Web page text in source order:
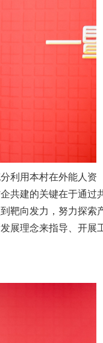
利用本村在外能人资
共建的关键在于通过
靶向发力，努力探索
展理念来指导、开展